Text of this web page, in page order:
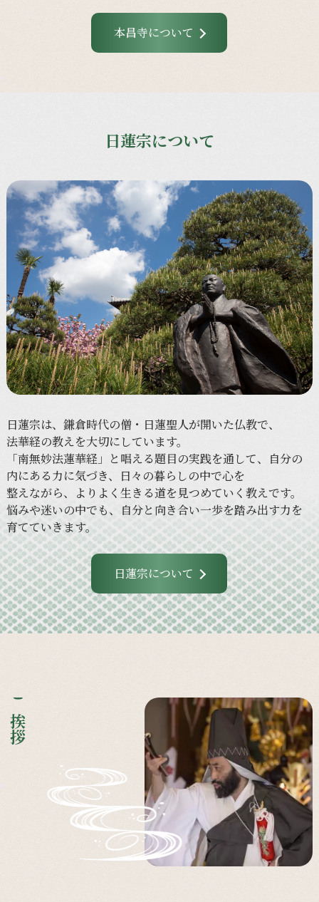
本昌寺について
日蓮宗について
日蓮宗は、 鎌倉時代の僧・日蓮聖人が開いた仏教で、
法華経の教えを大切にしています。
「南無妙法蓮華経」と唱える題目の実践を通して、
自分の
内にある力に気づき、 日々の暮らしの中で心を
整えながら、
より よく 生きる道を見つめていく 教えです。
悩みや迷いの中でも、 自分と向き合い一歩を踏み出す力を
育てていきます。
日蓮宗について
ご挨拶